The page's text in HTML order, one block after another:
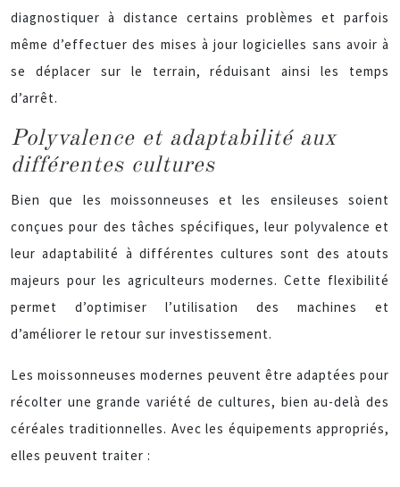
diagnostiquer à distance certains problèmes et parfois
même d’effectuer des mises à jour logicielles sans avoir à
se déplacer sur le terrain, réduisant ainsi les temps
d’arrêt.
Polyvalence et adaptabilité aux
différentes cultures
Bien que les moissonneuses et les ensileuses soient
conçues pour des tâches spécifiques, leur polyvalence et
leur adaptabilité à différentes cultures sont des atouts
majeurs pour les agriculteurs modernes. Cette flexibilité
permet d’optimiser l’utilisation des machines et
d’améliorer le retour sur investissement.
Les moissonneuses modernes peuvent être adaptées pour
récolter une grande variété de cultures, bien au-delà des
céréales traditionnelles. Avec les équipements appropriés,
elles peuvent traiter :